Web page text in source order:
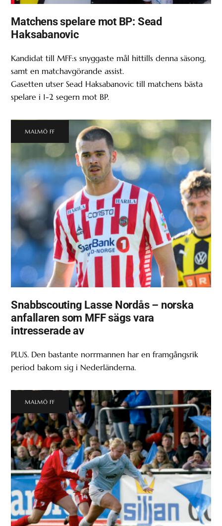
Matchens spelare mot BP: Sead
Haksabanovic
Kandidat till MFF:s snyggaste mål hittills denna säsong,
samt en matchavgörande assist.
Gasetten utser Sead Haksabanovic till matchens bästa
spelare i 1-2 segern mot BP.
MALMÖ FF
Snabbscouting Lasse Nordås – norska
anfallaren som MFF sägs vara
intresserade av
PLUS. Den bastante norrmannen har en framgångsrik
period bakom sig i Nederländerna.
MALMÖ FF